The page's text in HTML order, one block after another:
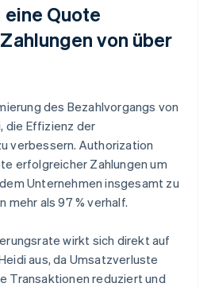
Quote
von über
des Bezahlvorgangs von
die Effizienz der
verbessern. Authorization
erfolgreicher Zahlungen um
Unternehmen insgesamt zu
mehr als 97 % verhalf.
wirkt sich direkt auf
aus, da Umsatzverluste
Transaktionen reduziert und